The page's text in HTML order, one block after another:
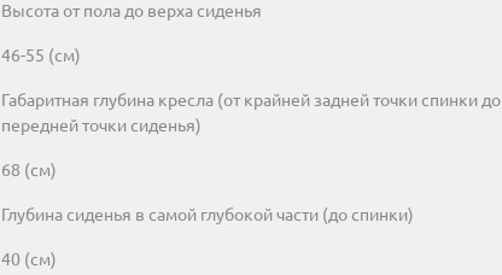
Высота от пола до верха сиденья
46-55 (см)
Габаритная глубина кресла (от крайней задней точки спинки до
передней точки сиденья)
68 (см)
Глубина сиденья в самой глубокой части (до спинки)
40 (см)